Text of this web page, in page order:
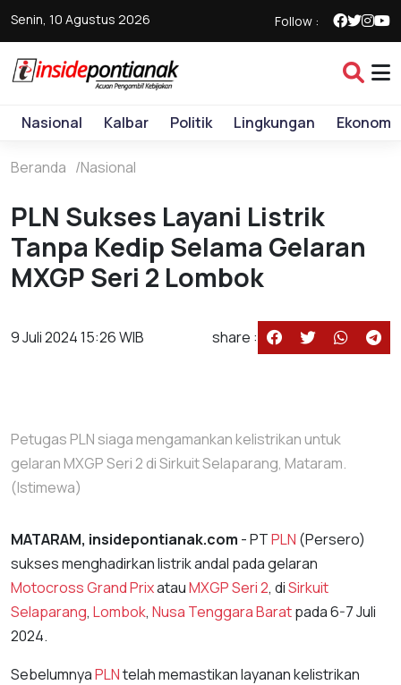
Senin, 10 Agustus 2026 Follow :
Nasional Kalbar Politik Lingkungan Ekonomi
Beranda Nasional
PLN Sukses Layani Listrik
Tanpa Kedip Selama Gelaran
MXGP Seri 2 Lombok
9 Juli 2024 15:26 WIB share :
Petugas PLN siaga mengamankan kelistrikan untuk
gelaran MXGP Seri 2 di Sirkuit Selaparang, Mataram.
(Istimewa)
MATARAM, insidepontianak.com - PTPLN (Persero)
sukses menghadirkan listrik andal pada gelaran
Motocross Grand PrixatauMXGP Seri 2, diSirkuit
Selaparang, Lombok, Nusa Tenggara Baratpada 6-7 Juli
2024.
SebelumnyaPLNtelah memastikan layanan kelistrikan